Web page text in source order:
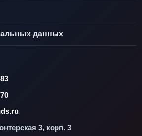
данных
3, корп. 3